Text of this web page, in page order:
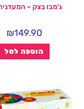
ג'מבו בצק –
₪149.90
הוספה לסל